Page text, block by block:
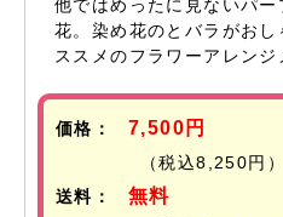
他ではめったに見ないパ
花。染め花のとバラがお
ススメのフラワーアレンジ
価格： 7,500円
（税込8,250円）
送料：
無料